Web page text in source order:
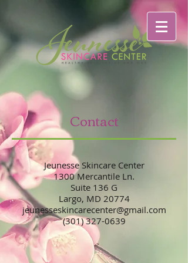
Contact
Jeunesse Skincare Center
1300 Mercantile Ln.
Suite 136 G
Largo, MD 20774
jeunesseskincarecenter@gmail.com
(301) 327-0639